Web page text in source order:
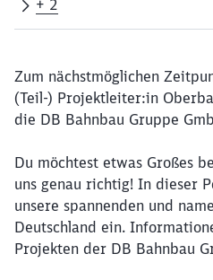
+ 2
Zum nächstmöglichen
(Teil-) Projektleiter:in
die DB Bahnbau Gruppe
Du möchtest etwas Großes
uns genau richtig! In dieser
unsere spannenden und
Deutschland ein.
Projekten der DB Bahnbau